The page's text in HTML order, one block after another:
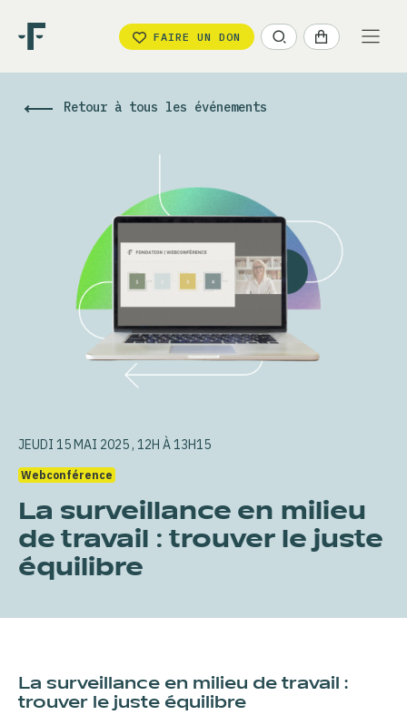
FAIRE UN DON
Retour à tous les événements
JEUDI 15 MAI 2025 , 12H À 13H15
Webconférence
La surveillance en milieu
de travail : trouver le juste
équilibre
La surveillance en milieu de travail :
trouver le juste équilibre